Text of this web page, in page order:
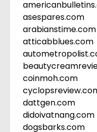
asespares.com
arabianstime.com
atticabblues.com
coinmoh.com
dattgen.com
didoivatnang.com
dogsbarks.com